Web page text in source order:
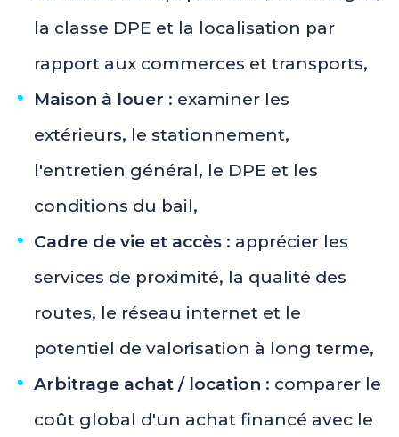
la classe DPE et la localisation par
rapport aux commerces et transports,
Maison à louer : examiner les
extérieurs, le stationnement,
l'entretien général, le DPE et les
conditions du bail,
Cadre de vie et accès : apprécier les
services de proximité, la qualité des
routes, le réseau internet et le
potentiel de valorisation à long terme,
Arbitrage achat / location : comparer le
coût global d'un achat financé avec le